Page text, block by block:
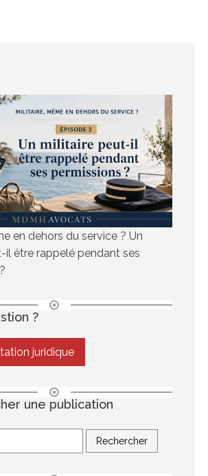
en dehors du service ? Un
il être rappelé pendant ses
?
juridique
une publication